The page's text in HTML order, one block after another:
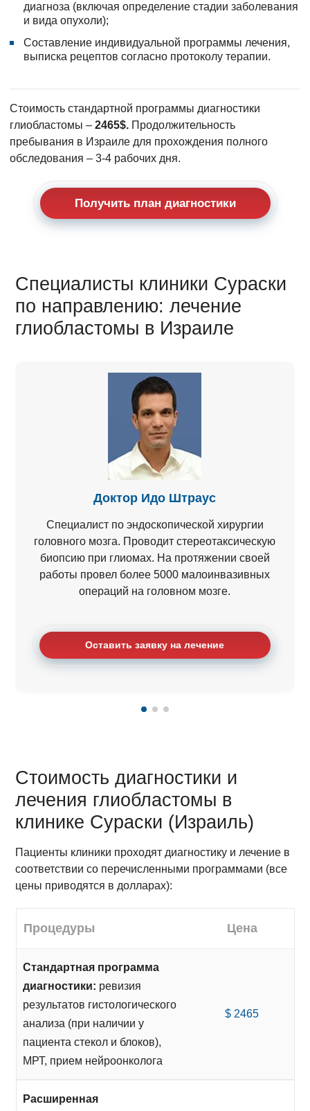
диагноза (включая определение стадии заболевания
и вида опухоли);
Составление индивидуальной программы лечения,
выписка рецептов согласно протоколу терапии.
Стоимость стандартной программы диагностики
глиобластомы –2465$. Продолжительность
пребывания в Израиле для прохождения полного
обследования – 3-4 рабочих дня.
Получить план диагностики
Специалисты клиники Сураски
по направлению: лечение
глиобластомы в Израиле
Доктор Идо Штраус
Специалист по эндоскопической хирургии
головного мозга. Проводит стереотаксическую
биопсию при глиомах. На протяжении своей
работы провел более 5000 малоинвазивных
операций на головном мозге.
Оставить заявку на лечение
Стоимость диагностики и
лечения глиобластомы в
клинике Сураски (Израиль)
Пациенты клиники проходят диагностику и лечение в
соответствии со перечисленными программами (все
цены приводятся в долларах):
Процедуры Цена
Стандартная программа
диагностики: ревизия
результатов гистологического
анализа (при наличии у
пациента стекол и блоков),
МРТ, прием нейроонколога
$ 2465
Расширенная